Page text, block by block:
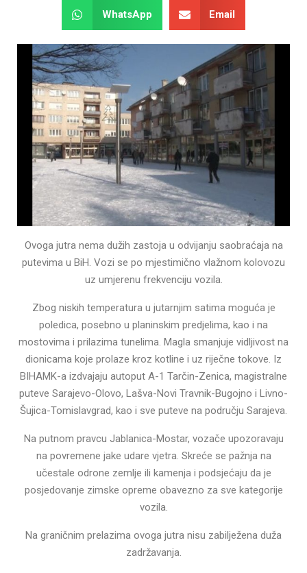
WhatsApp Email
Ovoga jutra nema dužih zastoja u odvijanju saobraćaja na
putevima u BiH. Vozi se po mjestimično vlažnom kolovozu
uz umjerenu frekvenciju vozila.
Zbog niskih temperatura u jutarnjim satima moguća je
poledica, posebno u planinskim predjelima, kao i na
mostovima i prilazima tunelima. Magla smanjuje vidljivost na
dionicama koje prolaze kroz kotline i uz riječne tokove. Iz
BIHAMK-a izdvajaju autoput A-1 Tarčin-Zenica, magistralne
puteve Sarajevo-Olovo, Lašva-Novi Travnik-Bugojno i Livno-
Šujica-Tomislavgrad, kao i sve puteve na području Sarajeva.
Na putnom pravcu Jablanica-Mostar, vozače upozoravaju
na povremene jake udare vjetra. Skreće se pažnja na
učestale odrone zemlje ili kamenja i podsjećaju da je
posjedovanje zimske opreme obavezno za sve kategorije
vozila.
Na graničnim prelazima ovoga jutra nisu zabilježena duža
zadržavanja.